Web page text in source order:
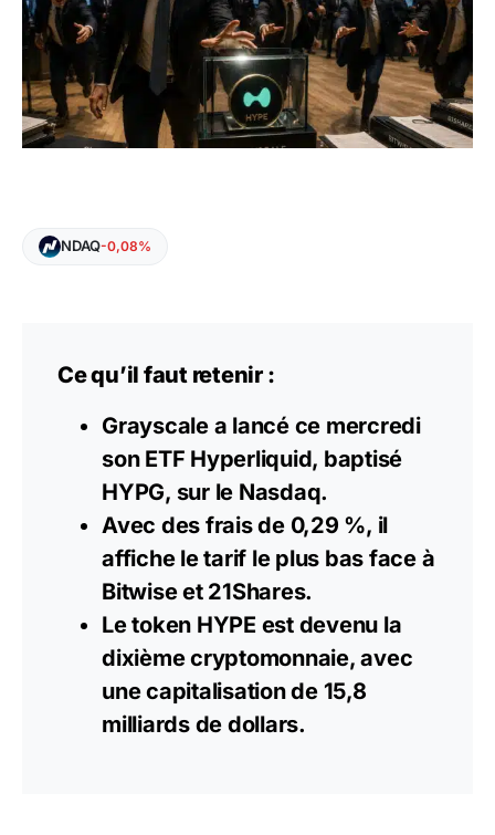
NDAQ-0,08%
Ce qu’il faut retenir :
Grayscale a lancé ce mercredi
son ETF Hyperliquid, baptisé
HYPG, sur le Nasdaq.
Avec des frais de 0,29 %, il
affiche le tarif le plus bas face à
Bitwise et 21Shares.
Le token HYPE est devenu la
dixièmecryptomonnaie, avec
une capitalisation de 15,8
milliards de dollars.